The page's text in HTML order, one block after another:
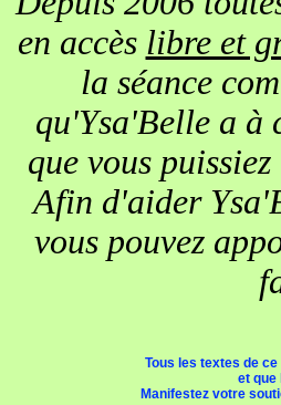
en accès libre et
la séance
qu'Ysa'Belle a à
que vous
Afin d'aider
vous pouvez
Tous les textes de
et
Manifestez votre